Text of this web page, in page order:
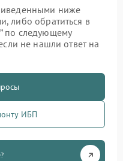
ниже
либо обратиться в
по следующему
не нашли ответ на
ИБП